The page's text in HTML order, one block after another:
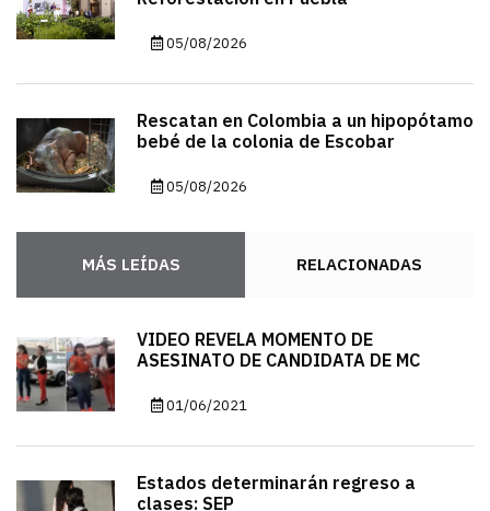
05/08/2026
Rescatan en Colombia a un hipopótamo
bebé de la colonia de Escobar
05/08/2026
MÁS LEÍDAS RELACIONADAS
VIDEO REVELA MOMENTO DE
ASESINATO DE CANDIDATA DE MC
01/06/2021
Estados determinarán regreso a
clases: SEP